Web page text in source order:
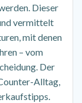
Dieser
vermittelt
mit denen
– vom
Der
Alltag,